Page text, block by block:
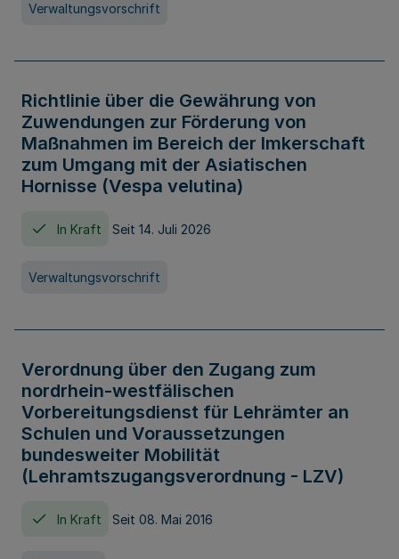
Verwaltungsvorschrift
Richtlinie über die Gewährung von
Zuwendungen zur Förderung von
Maßnahmen im Bereich der Imkerschaft
zum Umgang mit der Asiatischen
Hornisse (Vespa velutina)
In Kraft Seit 14. Juli 2026
Verwaltungsvorschrift
Verordnung über den Zugang zum
nordrhein-westfälischen
Vorbereitungsdienst für Lehrämter an
Schulen und Voraussetzungen
bundesweiter Mobilität
(Lehramtszugangsverordnung - LZV)
In Kraft Seit 08. Mai 2016